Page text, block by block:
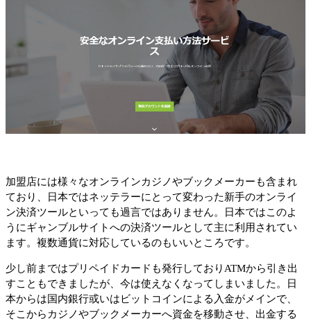
加盟店には様々なオンラインカジノやブックメーカーも含まれ
ており、日本ではネッテラーにとって変わった新手のオンライ
ン決済ツールといっても過言ではありません。日本ではこのよ
うにギャンブルサイトへの決済ツールとして主に利用されてい
ます。複数通貨に対応しているのもいいところです。
少し前まではプリペイドカードも発行しておりATMから引き出
すこともできましたが、今は使えなくなってしまいました。日
本からは国内銀行或いはビットコインによる入金がメインで、
そこからカジノやブックメーカーへ資金を移動させ、出金する